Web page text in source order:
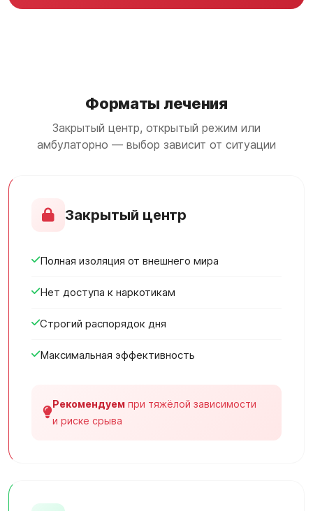
Форматы лечения
Закрытый центр, открытый режим или
амбулаторно — выбор зависит от ситуации
Закрытый центр
Полная изоляция от внешнего мира
Нет доступа к наркотикам
Строгий распорядок дня
Максимальная эффективность
Рекомендуем при тяжёлой зависимости
и риске срыва